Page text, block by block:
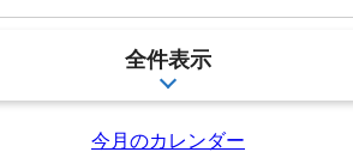
全件表示
今月のカレンダー